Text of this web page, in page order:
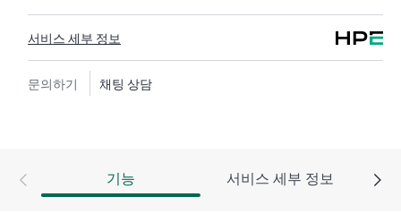
HPE 네트워킹 제품을 위한 소프트웨어 제품의 경우 원
격 기술 지원과 소프트웨어 업데이트 및 패치에 대한 액
세스를 제공합니다. 고객은 소프트웨어 및 참조 설명서
또한 HPE Foundation Care 교환 서비스에서는 관련 제품
및 지원 정보에 대한 온라인 액세스도 제공하므로, 고객
서비스 세부 정보
문의하기 채팅 상담
기능 서비스 세부 정보